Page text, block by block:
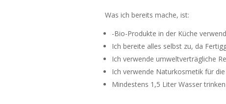
Was ich bereits mache, ist:
-Bio-Produkte in der Küche
Ich bereite alles selbst zu, da
Ich verwende umweltverträgliche
Ich verwende Naturkosmetik für
Mindestens 1,5 Liter Wasser